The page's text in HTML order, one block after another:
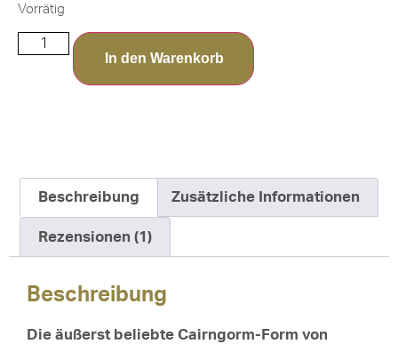
Vorrätig
In den Warenkorb
Beschreibung Zusätzliche Informationen
Rezensionen (1)
Beschreibung
Die äußerst beliebte Cairngorm-Form von